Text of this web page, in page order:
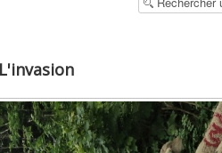
L'invasion